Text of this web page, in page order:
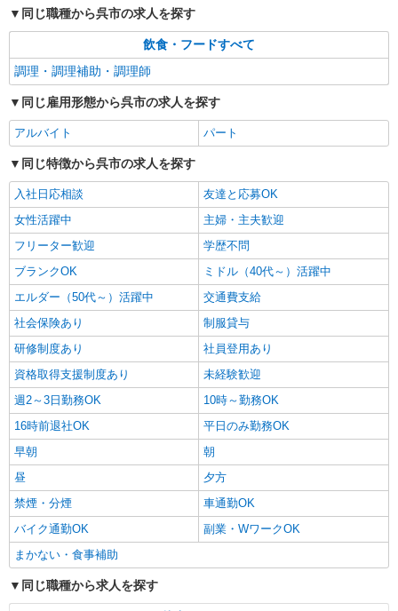
キープ
アルバイト パート
すき家 呉広店
すき家の店舗スタッフ（接客・調理・清掃な
ど）
時給1,120円 ※22:00〜翌5:00：時給1,400円 ※
高校生時給1,085円 ※土日祝手当 時給＋20円 ※
早朝手当（5:00〜9:00）時給＋150円
広島県呉市広中町1-21
詳細を見る
アルバイト パート
なか卯 呉広店
接客・調理スタッフ（簡単な接客・調理・清
掃・など）
時給1120円 22:00〜翌5:00：時給1400円 高校
広島県呉市広文化町1-6
キープ 詳細を見る
アルバイト
ジョリーパスタ 呉店
キッチン（フード）スタッフ
時給1150円 ※22:00以降は時給1438円 ※労働
組合費あり（基本時給×月間時間数×1.8％） ■土
日・祝手当 土日・祝は時給＋50円
キープ
同じ職種から呉市の求人を探す
飲食・フードすべて
調理・調理補助・調理師
同じ雇用形態から呉市の求人を探す
アルバイト パート
同じ特徴から呉市の求人を探す
入社日応相談
友達と応募OK
女性活躍中
主婦・主夫歓迎
フリーター歓迎
学歴不問
ブランクOK
ミドル（40代～）活躍中
エルダー（50代～）活躍中
交通費支給
社会保険あり
制服貸与
研修制度あり
社員登用あり
資格取得支援制度あり
未経験歓迎
週2～3日勤務OK
10時～勤務OK
16時前退社OK
平日のみ勤務OK
早朝
朝
昼
夕方
禁煙・分煙
車通勤OK
バイク通勤OK
副業・WワークOK
まかない・食事補助
同じ職種から求人を探す